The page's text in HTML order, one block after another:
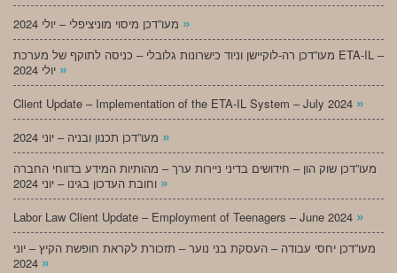
»
מעו”דכן רה-לוקיישן וניוד כישרונות גלובלי – כניסה לתוקף של מערכת ETA-IL –
»
Client Update – Implementation of the ETA-IL System – July 2024 »
»
מעו”דכן שוק הון – חידושים בדיני ניירות ערך – מהותיות המידע בדווחי החברה
»
Labor Law Client Update – Employment of Teenagers – June 2024 »
מעו”דכן יחסי עבודה – העסקת בני נוער – תזכורת לקראת חופשת הקיץ – יוני
»